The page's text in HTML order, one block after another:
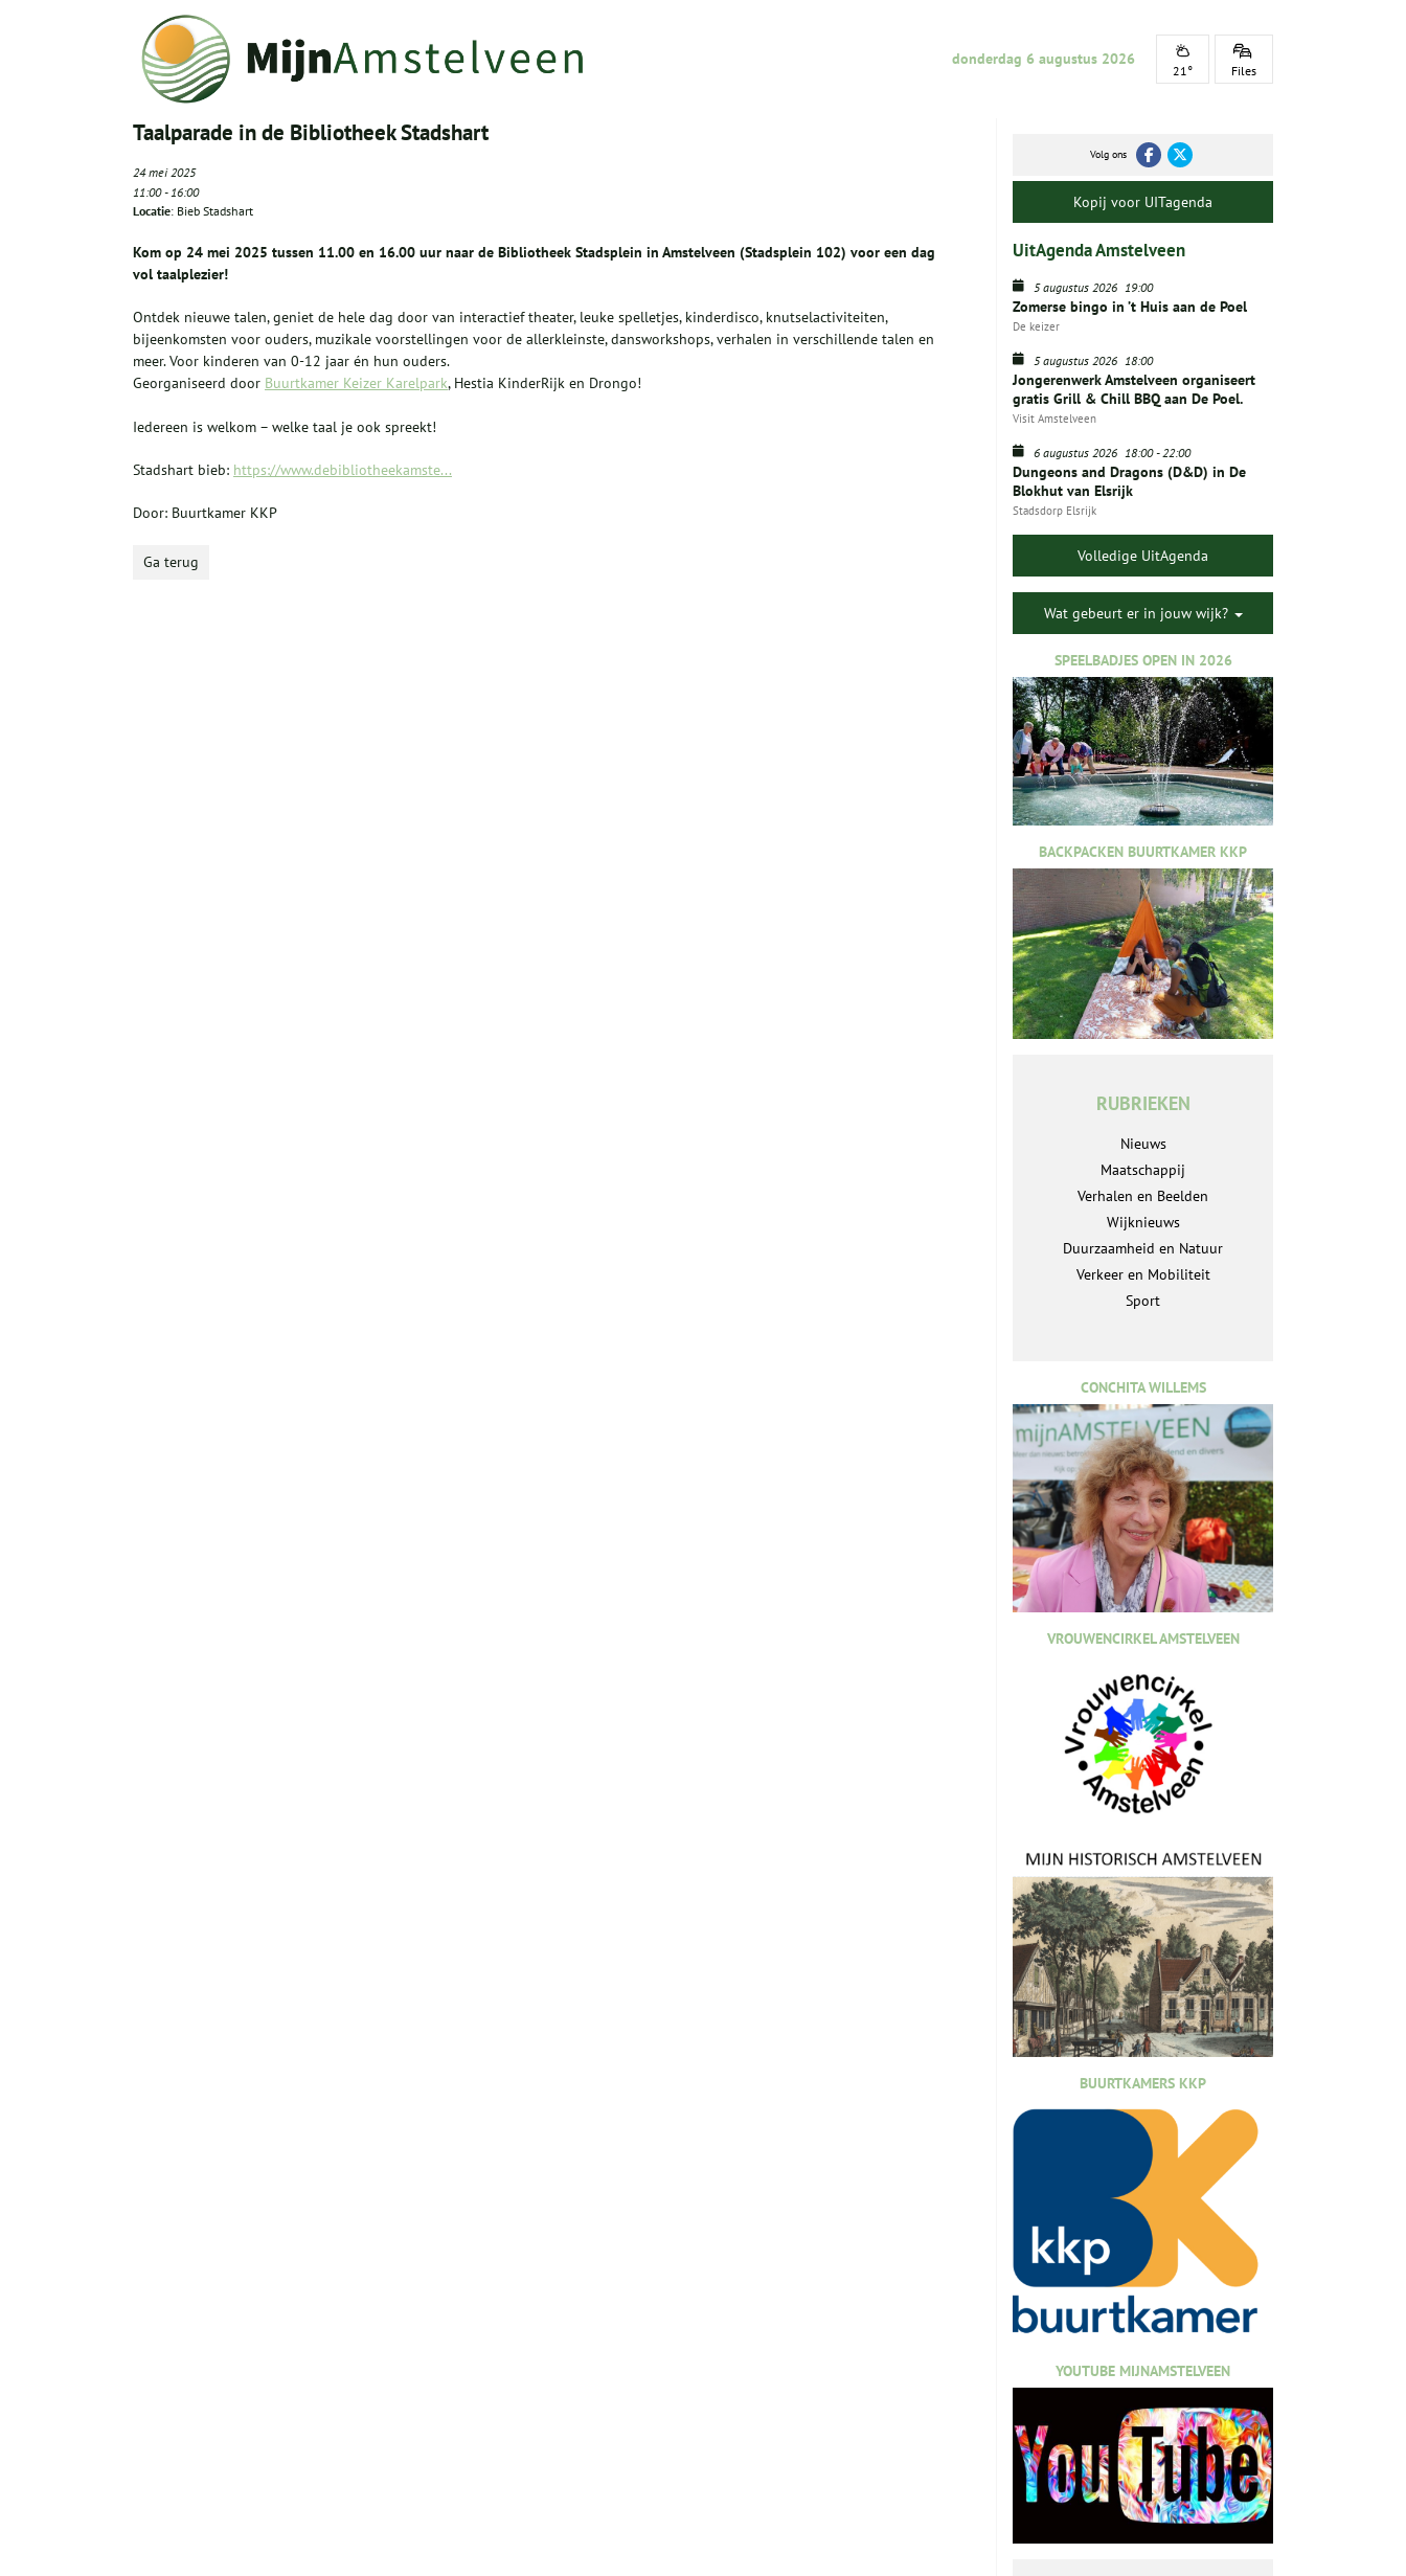
donderdag 6 augustus 2026
21° Files
Taalparade in de Bibliotheek Stadshart
24 mei 2025
11:00-16:00
Locatie: Bieb Stadshart
Kom op 24 mei 2025 tussen 11.00 en 16.00 uur naar de Bibliotheek Stadsplein in Amstelveen (Stadsplein 102) voor een dag
vol taalplezier!
Ontdek nieuwe talen, geniet de hele dag door van interactief theater, leuke spelletjes, kinderdisco, knutselactiviteiten,
bijeenkomsten voor ouders, muzikale voorstellingen voor de allerkleinste, dansworkshops, verhalen in verschillende talen en
meer. Voor kinderen van 0-12 jaar én hun ouders.
Georganiseerd door Buurtkamer Keizer Karelpark, Hestia KinderRijk en Drongo!
Iedereen is welkom – welke taal je ook spreekt!
Stadshart bieb: https://www.debibliotheekamste...
Door: Buurtkamer KKP
Ga terug
Volg ons
Kopij voor UITagenda
UitAgenda Amstelveen
5 augustus 2026 19:00
Zomerse bingo in ’t Huis aan de Poel
De keizer
5 augustus 2026 18:00
Jongerenwerk Amstelveen organiseert
gratis Grill & Chill BBQ aan De Poel.
Visit Amstelveen
6 augustus 2026 18:00-22:00
Dungeons and Dragons (D&D) in De
Blokhut van Elsrijk
Stadsdorp Elsrijk
Volledige UitAgenda
Wat gebeurt er in jouw wijk?
SPEELBADJES OPEN IN 2026
BACKPACKEN BUURTKAMER KKP
RUBRIEKEN
Nieuws
Maatschappij
Verhalen en Beelden
Wijknieuws
Duurzaamheid en Natuur
Verkeer en Mobiliteit
Sport
CONCHITA WILLEMS
VROUWENCIRKEL AMSTELVEEN
BUURTKAMERS KKP
YOUTUBE MIJNAMSTELVEEN